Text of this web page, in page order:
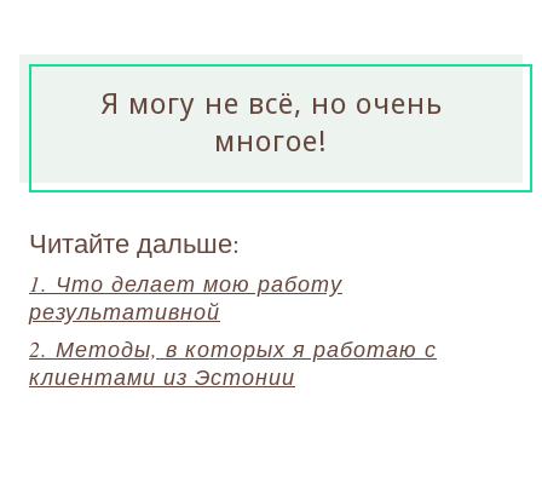
Я могу не всё, но очень
многое!
Читайте дальше:
1. Что делает мою работу
результативной
2. Методы, в которых я работаю с
клиентами из Эстонии